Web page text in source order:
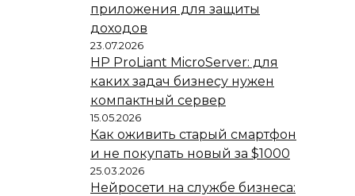
приложения для защиты
доходов
23.07.2026
HP ProLiant MicroServer: для
каких задач бизнесу нужен
компактный сервер
15.05.2026
Как оживить старый смартфон
и не покупать новый за $1000
25.03.2026
Нейросети на службе бизнеса: